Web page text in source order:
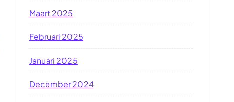
Maart 2025
Februari 2025
Januari 2025
December 2024